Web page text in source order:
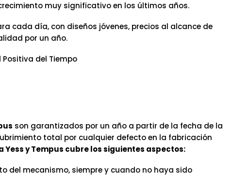
muy significativo en los últimos años.
cada día, con diseños jóvenes, precios al alcance de
por un año.
Positiva del Tiempo
son garantizados por un año a partir de la fecha de la
total por cualquier defecto en la fabricación
Yess y Tempus cubre los siguientes aspectos:
del mecanismo, siempre y cuando no haya sido